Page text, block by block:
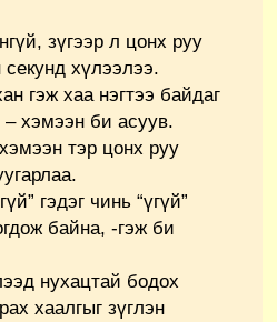
зүгээр л цонх руу
хүлээлээ.
гэж хаа нэгтээ байдаг
– хэмээн би асуув.
тэр цонх руу
гэдэг чинь “үгүй”
байна, -гэж би
нухацтай бодох
хаалгыг зүглэн